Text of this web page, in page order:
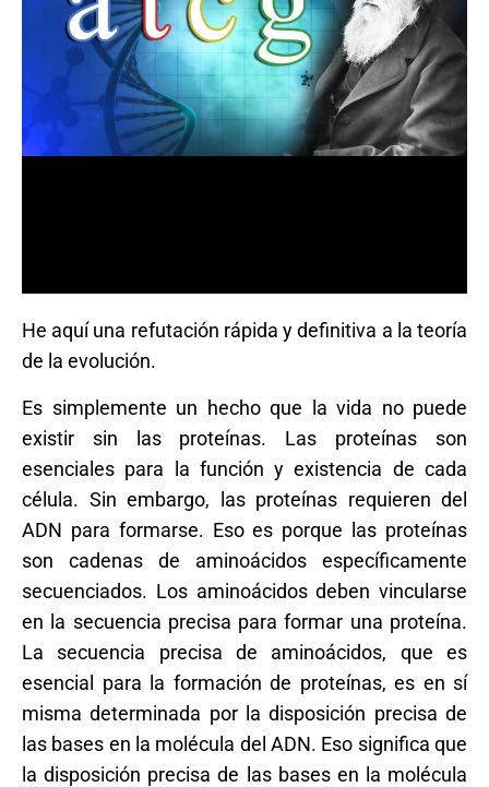
He aquí una refutación rápida y definitiva a la teoría
de la evolución.
Es simplemente un hecho que la vida no puede
existir sin las proteínas. Las proteínas son
esenciales para la función y existencia de cada
célula. Sin embargo, las proteínas requieren del
ADN para formarse. Eso es porque las proteínas
son cadenas de aminoácidos específicamente
secuenciados. Los aminoácidos deben vincularse
en la secuencia precisa para formar una proteína.
La secuencia precisa de aminoácidos, que es
esencial para la formación de proteínas, es en sí
misma determinada por la disposición precisa de
las bases en la molécula del ADN. Eso significa que
la disposición precisa de las bases en la molécula